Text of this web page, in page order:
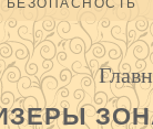
БЕЗОПАСНОСТЬ